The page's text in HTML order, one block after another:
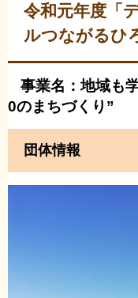
令和元年度「
ルつながるひ
事業名：地域も
0のまちづくり”
団体情報